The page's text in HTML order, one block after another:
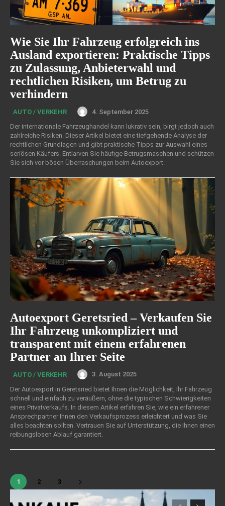
Wie Sie Ihr Fahrzeug erfolgreich ins
Ausland exportieren: Praktische Tipps
zu Zulassung, Anbieterwahl und
rechtlichen Risiken, um Betrug zu
verhindern
AUTO / VERKEHR
4. September 2025
Der internationale Fahrzeughandel kann lukrativ sein, birgt jedoch auch
zahlreiche Risiken. Dieser Artikel bietet eine tiefgehende Analyse der
rechtlichen Grundlagen und gibt praktische Tipps zur Auswahl eines
seriösen Käufers. Entlarven Sie häufige Betrugsmaschen und schützen
Sie sich vor bösen Überraschungen beim Autoexport.
Autoexport Geretsried – Verkaufen Sie
Ihr Fahrzeug unkompliziert und
transparent mit einem erfahrenen
Partner an Ihrer Seite
AUTO / VERKEHR
3. August 2025
Der Autoexport in Geretsried bietet Ihnen die Möglichkeit, Ihr Fahrzeug
schnell und einfach zu veräußern, ohne die typischen Schwierigkeiten
eines Privatverkaufs. In diesem Artikel erfahren Sie, wie ein erfahrener
Ansprechpartner Ihnen den Verkaufsprozess erleichtert und was Sie
alles beachten sollten. Vertrauen Sie auf Unterstützung, die Ihnen einen
reibungslosen Ablauf garantiert.
1 2 3